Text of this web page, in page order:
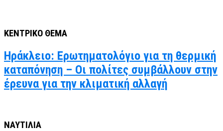
ΚΕΝΤΡΙΚΟ ΘΕΜΑ
Ηράκλειο: Ερωτηματολόγιο για τη θερμική
καταπόνηση – Οι πολίτες συμβάλλουν στην
έρευνα για την κλιματική αλλαγή
ΝΑΥΤΙΛΙΑ